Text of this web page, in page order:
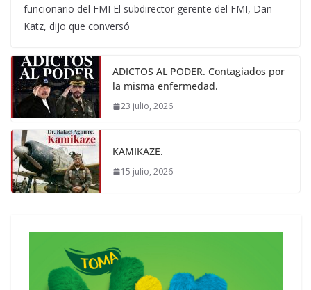
funcionario del FMI El subdirector gerente del FMI, Dan
Katz, dijo que conversó
ADICTOS AL PODER. Contagiados por
la misma enfermedad.
23 julio, 2026
KAMIKAZE.
15 julio, 2026